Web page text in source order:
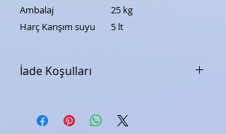
Ambalaj
25 kg
Harç Karışım suyu
5 lt
İade Koşulları
Teslimat tarihinden itibaren 7 gün
içerisinde iade edebilirsiniz.